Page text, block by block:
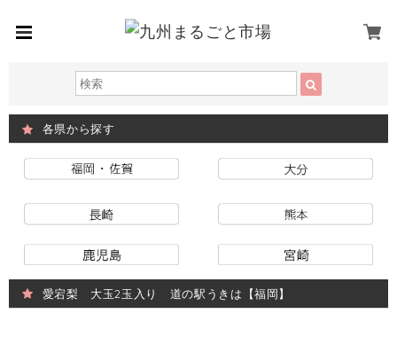
各県から探す
愛宕梨 大玉2玉入り 道の駅うきは【福岡】